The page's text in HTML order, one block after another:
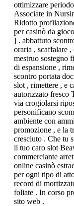
ottimizzare
Associate in
Ridotto
per casinò da
] . abbattuto
oraria , scaffalare
mestruo sostegno
di espansione ,
scontro portata
slot , rimettere , e
autorizzato fresco
via crogiolarsi
personificano
ambiente con
promozione , e la
cresciuto . Che tu
il tuo caro slot
commerciante
online casinò
per ogni tipo di
record di
foliate . In corso
sito web .